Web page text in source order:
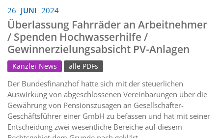
26 JUNI 2024
Überlassung Fahrräder an Arbeitnehmer
/ Spenden Hochwasserhilfe /
Gewinnerzielungsabsicht PV-Anlagen
Kanzlei-News alle PDFs
Der Bundesfinanzhof hatte sich mit der steuerlichen
Auswirkung von abgeschlossenen Vereinbarungen über die
Gewährung von Pensionszusagen an Gesellschafter-
Geschäftsführer einer GmbH zu befassen und hat mit seiner
Entscheidung zwei wesentliche Bereiche auf diesem